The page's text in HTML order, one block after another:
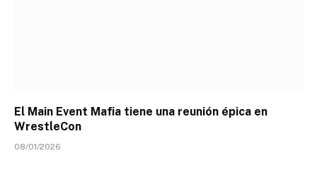
El Main Event Mafia tiene una reunión épica en
WrestleCon
08/01/2026